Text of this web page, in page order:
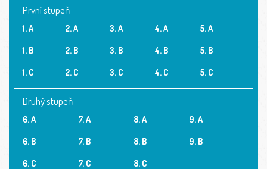
První stupeň
1. A
1. B
1. C
2. A
2. B
2. C
3. A
3. B
3. C
4. A
4. B
4. C
5. A
5. B
5. C
Druhý stupeň
6. A
6. B
6. C
7. A
7. B
7. C
8. A
8. B
8. C
9. A
9. B